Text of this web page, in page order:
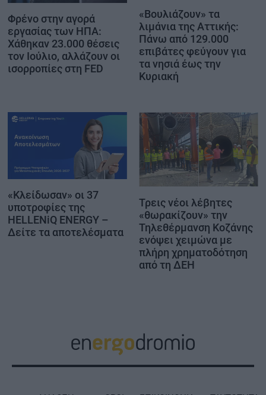
Φρένο στην αγορά
εργασίας των ΗΠΑ:
Χάθηκαν 23.000 θέσεις
τον Ιούλιο, αλλάζουν οι
ισορροπίες στη FED
«Βουλιάζουν» τα
λιμάνια της Αττικής:
Πάνω από 129.000
επιβάτες φεύγουν για
τα νησιά έως την
Κυριακή
«Κλείδωσαν» οι 37
υποτροφίες της
HELLENiQ ENERGY –
Δείτε τα αποτελέσματα
Τρεις νέοι λέβητες
«θωρακίζουν» την
Τηλεθέρμανση Κοζάνης
ενόψει χειμώνα με
πλήρη χρηματοδότηση
από τη ΔΕΗ